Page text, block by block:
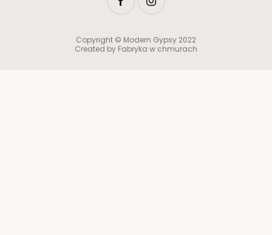
Copyright © Modern Gypsy 2022
Created by Fabryka w chmurach